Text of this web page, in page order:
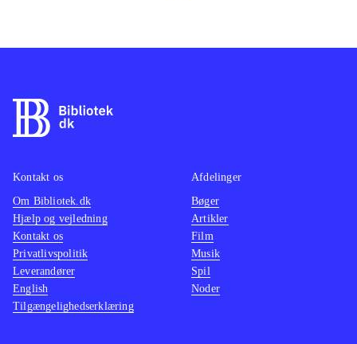
Kontakt os
Om Bibliotek.dk
Hjælp og vejledning
Kontakt os
Privatlivspolitik
Leverandører
English
Tilgængelighedserklæring
Afdelinger
Bøger
Artikler
Film
Musik
Spil
Noder